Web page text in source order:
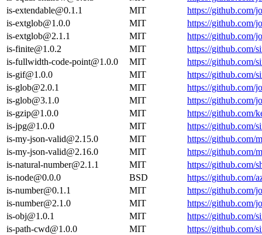
is-extendable@0.1.1
MIT
https://github.com/
is-extglob@1.0.0
MIT
https://github.com/
is-extglob@2.1.1
MIT
https://github.com/
is-finite@1.0.2
MIT
https://github.com/
is-fullwidth-code-point@1.0.0
MIT
https://github.com/
is-gif@1.0.0
MIT
https://github.com/
is-glob@2.0.1
MIT
https://github.com/
is-glob@3.1.0
MIT
https://github.com/
is-gzip@1.0.0
MIT
https://github.com/
is-jpg@1.0.0
MIT
https://github.com/
is-my-json-valid@2.15.0
MIT
https://github.com/
is-my-json-valid@2.16.0
MIT
https://github.com/
is-natural-number@2.1.1
MIT
https://github.com/
is-node@0.0.0
BSD
https://github.com/
is-number@0.1.1
MIT
https://github.com/
is-number@2.1.0
MIT
https://github.com/
is-obj@1.0.1
MIT
https://github.com/
is-path-cwd@1.0.0
MIT
https://github.com/